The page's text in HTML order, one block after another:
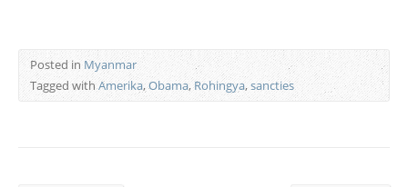
Posted in Myanmar
Tagged withAmerika,Obama,Rohingya,sancties